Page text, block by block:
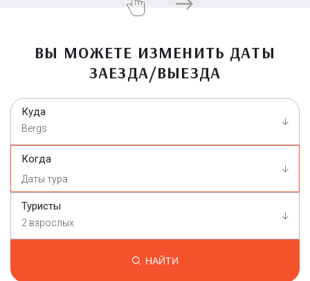
ВЫ МОЖЕТЕ ИЗМЕНИТЬ ДАТЫ
ЗАЕЗДА/ВЫЕЗДА
Куда
Bergs
Когда
Туристы
2 взрослых
НАЙТИ